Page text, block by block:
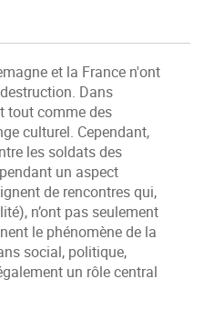
et la France n'ont
Dans
tout comme des
culturel. Cependant,
les soldats des
un aspect
de rencontres qui,
n’ont pas seulement
le phénomène de la
social, politique,
un rôle central